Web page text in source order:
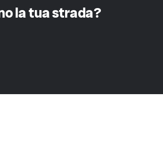
la tua strada?